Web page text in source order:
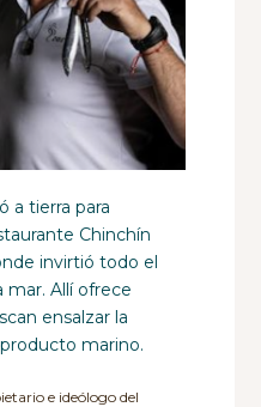
a tierra para
Chinchín
invirtió todo el
mar. Allí ofrece
ensalzar la
marino.
e ideólogo del